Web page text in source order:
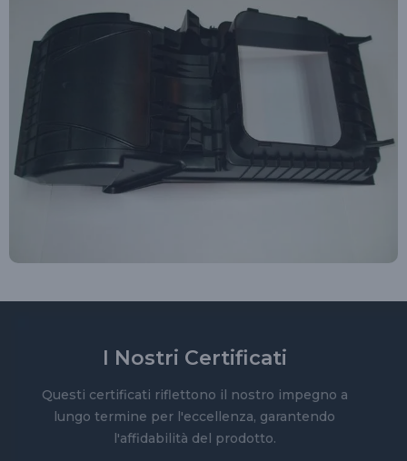
I Nostri Certificati
Questi certificati riflettono il nostro impegno a
lungo termine per l'eccellenza, garantendo
l'affidabilità del prodotto.